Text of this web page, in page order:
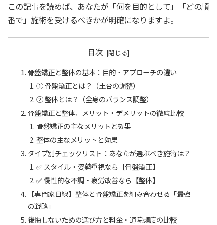
この記事を読めば、あなたが「何を目的として」「どの順
番で」施術を受けるべきかが明確になりますよ。
目次
骨盤矯正と整体の基本：目的・アプローチの違い
① 骨盤矯正とは？（土台の調整）
② 整体とは？（全身のバランス調整）
骨盤矯正と整体、メリット・デメリットの徹底比較
骨盤矯正の主なメリットと効果
整体の主なメリットと効果
タイプ別チェックリスト：あなたが選ぶべき施術は？
✅ スタイル・姿勢重視なら【骨盤矯正】
✅ 慢性的な不調・疲労改善なら【整体】
【専門家目線】整体と骨盤矯正を組み合わせる「最強
の戦略」
後悔しないための選び方と料金・通院頻度の比較